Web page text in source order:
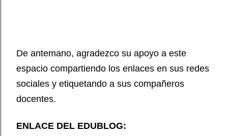
De antemano, agradezco su apoyo a este
espacio compartiendo los enlaces en sus redes
sociales y etiquetando a sus compañeros
docentes.
ENLACE DEL EDUBLOG: